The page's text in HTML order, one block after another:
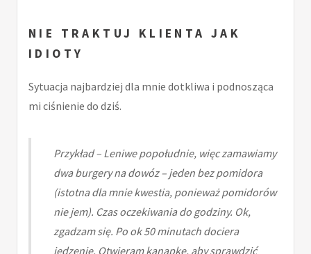
NIE TRAKTUJ KLIENTA JAK
IDIOTY
Sytuacja najbardziej dla mnie dotkliwa i podnosząca
mi ciśnienie do dziś.
Przykład – Leniwe popołudnie, więc zamawiamy
dwa burgery na dowóz – jeden bez pomidora
(istotna dla mnie kwestia, ponieważ pomidorów
nie jem). Czas oczekiwania do godziny. Ok,
zgadzam się. Po ok 50 minutach dociera
jedzenie. Otwieram kanapkę, aby sprawdzić